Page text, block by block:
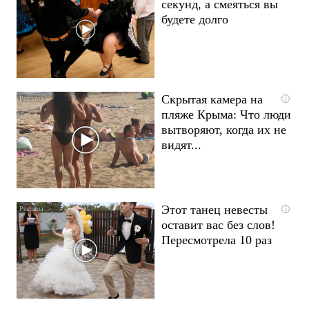
секунд, а смеяться вы
будете долго
i
Скрытая камера на
пляже Крыма: Что люди
вытворяют, когда их не
видят...
i
Этот танец невесты
оставит вас без слов!
Пересмотрела 10 раз